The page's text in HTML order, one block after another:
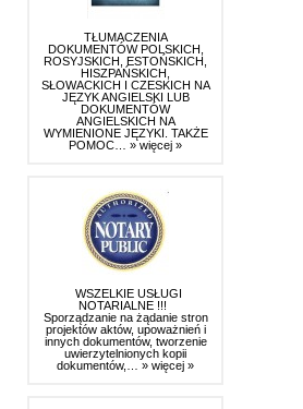
TŁUMACZENIA
DOKUMENTÓW POLSKICH,
ROSYJSKICH, ESTOŃSKICH,
HISZPAŃSKICH,
SŁOWACKICH I CZESKICH NA
JĘZYK ANGIELSKI LUB
DOKUMENTÓW
ANGIELSKICH NA
WYMIENIONE JĘZYKI. TAKŻE
POMOC… » więcej »
WSZELKIE USŁUGI
NOTARIALNE !!!
Sporządzanie na żądanie stron
projektów aktów, upoważnień i
innych dokumentów, tworzenie
uwierzytelnionych kopii
dokumentów,… » więcej »